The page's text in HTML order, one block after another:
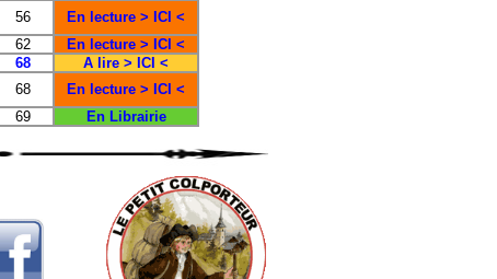
56
En lecture > ICI <
62
En lecture > ICI <
68
A lire > ICI <
68
En lecture > ICI <
69 En Librairie